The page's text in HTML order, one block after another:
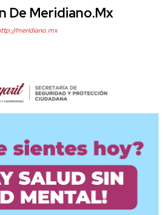
De Meridiano.mx
meridiano.mx